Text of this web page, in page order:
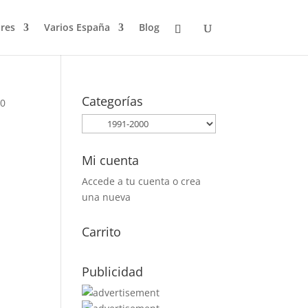
Varios España Blog
Categorías
Mi cuenta
Accede a tu cuenta o crea
una nueva
Carrito
Publicidad